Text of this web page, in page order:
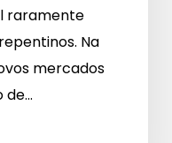
raramente
Na
mercados
de…